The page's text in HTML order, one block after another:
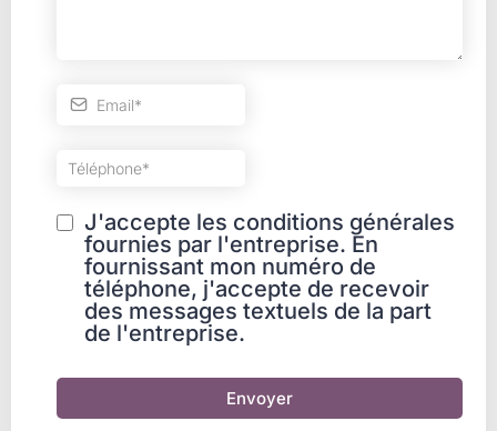
J'accepte les conditions générales
fournies par l'entreprise. En
fournissant mon numéro de
téléphone, j'accepte de recevoir
des messages textuels de la part
de l'entreprise.
Envoyer